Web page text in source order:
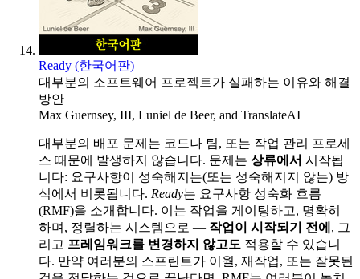
Ready (한국어판)
대부분의 소프트웨어 프로젝트가 실패하는 이유와 해결
방안
Max Guernsey, III, Luniel de Beer, and TranslateAI
대부분의 배포 문제는 코드나 팀, 또는 작업 관리 프로세
스 때문에 발생하지 않습니다. 문제는 상류에서 시작됩
니다: 요구사항이 성숙해지는(또는 성숙해지지 않는) 방
식에서 비롯됩니다. Ready는 요구사항 성숙화 흐름
(RMF)을 소개합니다. 이는 작업을 게이팅하고, 명확히
하며, 정렬하는 시스템으로 — 작업이 시작되기 전에 , 그
리고 프레임워크를 변경하지 않고도 적용할 수 있습니
다. 만약 여러분의 스프린트가 이월, 재작업, 또는 잘못된